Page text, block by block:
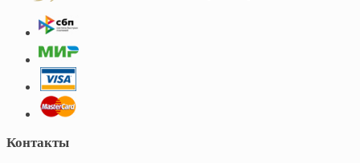
Контакты